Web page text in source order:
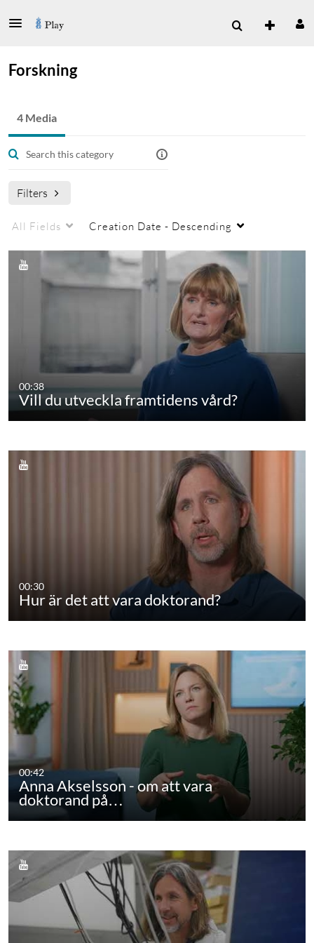
Forskning
4 Media
Filters
All Fields Creation Date - Descending
00:38
Vill du utveckla framtidens vård?
00:30
Hur är det att vara doktorand?
00:42
Anna Akselsson - om att vara
doktorand på…